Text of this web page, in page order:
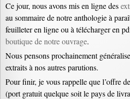
Ce jour, nous avons mis en ligne des
au sommaire de notre anthologie à
feuilleter en ligne ou à télécharger en
boutique de notre ouvrage.
Nous pensons prochainement
extraits à nos autres parutions.
Pour finir, je vous rappelle que l’offre
(port gratuit quelque soit le pays de